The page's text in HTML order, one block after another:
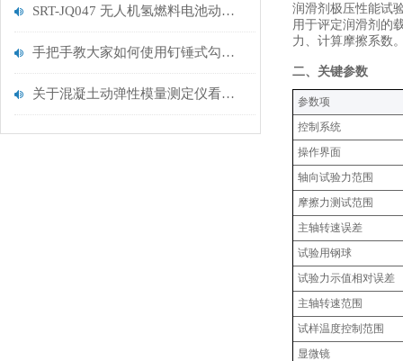
SRT-JQ047 无人机氢燃料电池动力系统试验机用途有哪些 符合标准
手把手教大家如何使用钉锤式勾丝性测试机
关于混凝土动弹性模量测定仪看这一篇就够了
润滑剂极压性能试
用于评定润滑剂的
力、计算摩擦系数
‌二、关键参数‌
‌参数项‌
控制系统
操作界面
轴向试验力范围
摩擦力测试范围
主轴转速误差
试验用钢球
试验力示值相对误差
主轴转速范围
试样温度控制范围
显微镜